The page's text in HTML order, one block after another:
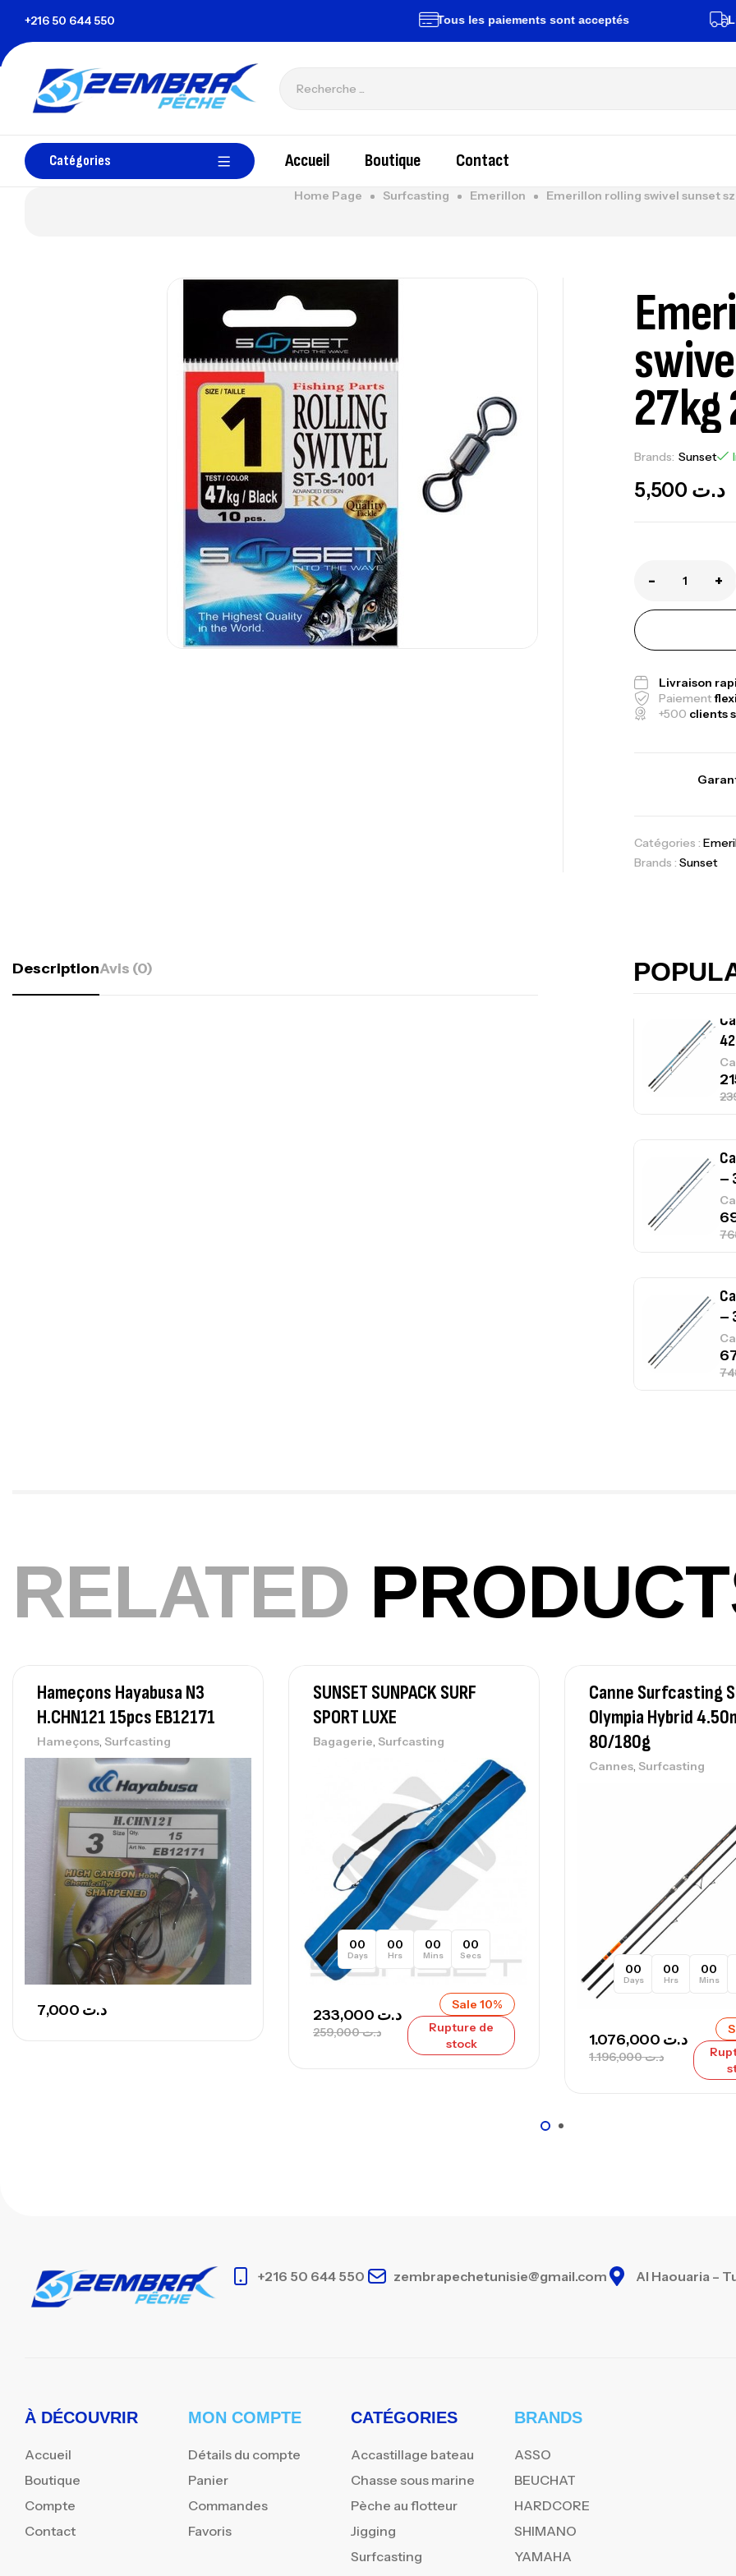
+216 50 644 550 Tous les paiements sont acceptés
Catégories Accueil Boutique Contact
Home Page Surfcasting Emerillon Emerillon rolling swivel sunset
27kg
Brands: Sunset
د.ت 5,500
- +
Livraison
Paiement
+500 clients
Catégories :
Brands : Sunset
DescriptionAvis (0)
–
–
–
RELATED
Hameçons Hayabusa N3
H.CHN121 15pcs EB12171
Hameçons, Surfcasting
د.ت
SUNSET SUNPACK SURF
SPORT LUXE
Bagagerie, Surfcasting
00
Days
00
Hrs
00
Mins
00
Secs
د.ت259,000
د.ت
Sale 10%
Rupture de
stock
Canne Surfcasting
Olympia Hybrid
80/180g
Cannes, Surfcasting
00
Days
00
Hrs
00
Mins
د.ت1.196,000
د.ت
+216 50 644 550 zembrapechetunisie@gmail.com Al Haouaria –
À DÉCOUVRIR
Accueil
Boutique
Compte
Contact
MON COMPTE
Détails du compte
Panier
Commandes
Favoris
CATÉGORIES
Accastillage bateau
Chasse sous marine
Pèche au flotteur
Jigging
Surfcasting
BRANDS
ASSO
BEUCHAT
HARDCORE
SHIMANO
YAMAHA